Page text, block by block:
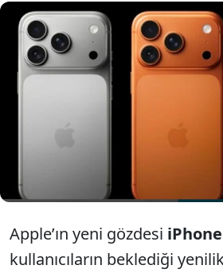
Apple’ın büyük
serisi, daha piyasaya
kullanıcıların tepkisini
Intelligence özellikleri,
Apple’ın yeni gözdesi
kullanıcıların beklediği